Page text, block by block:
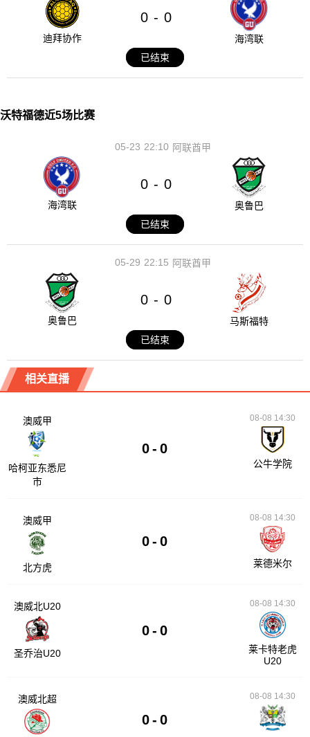
迪拜协作
0 - 0
海湾联
已结束
沃特福德近5场比赛
22:10
05-23 阿联酋甲
海湾联
0 - 0
奥鲁巴
已结束
22:15
05-29 阿联酋甲
奥鲁巴
0 - 0
马斯福特
已结束
相关直播
澳威甲
哈柯亚东悉尼
市
0 - 0
08-08 14:30
公牛学院
澳威甲
北方虎
0 - 0
08-08 14:30
莱德米尔
澳威北U20
圣乔治U20
0 - 0
08-08 14:30
莱卡特老虎
U20
澳威北超
0 - 0
08-08 14:30